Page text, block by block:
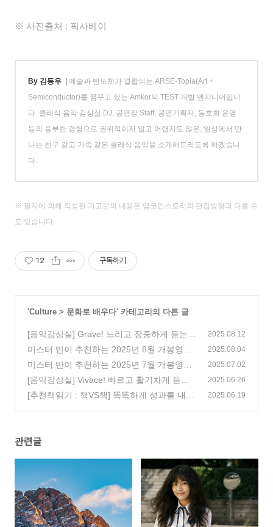
※ 사진출처 : 픽사베이
By 김동우 | 예술과 반도체가 결합되는 ARSE-Topia(Art +
Semiconductor)를 꿈꾸고 있는 Amkor의 TEST 개발 엔지니어입니
다. 클래식 음악 감상실 DJ, 공연장 Staff, 공연기획자, 동호회 운영
등의 풍부한 경험으로 권위적이지 않고 어렵지도 않은, 일상에서 만
나는 친구 같고 가족 같은 클래식 음악을 소개해드리도록 하겠습니
다.
※ 필자에 의해 작성된 기고문의 내용은 앰코인스토리의 편집방향과 다를 수
도 있습니다.
12 구독하기
'Culture > 문화로 배우다' 카테고리의 다른 글
[음악감상실] Grave! 느리고 장중하게 듣는
클래식 음악
(5)
2025.08.12
미스터 반이 추천하는 2025년 8월 개봉영화
(172)
2025.08.04
미스터 반이 추천하는 2025년 7월 개봉영화
(125)
2025.07.02
[음악감상실] Vivace! 빠르고 활기차게 듣는
클래식 음악
(3)
2025.06.26
[추천책읽기 : 책VS책] 똑똑하게 성과를 내고
2025.06.19
관련글